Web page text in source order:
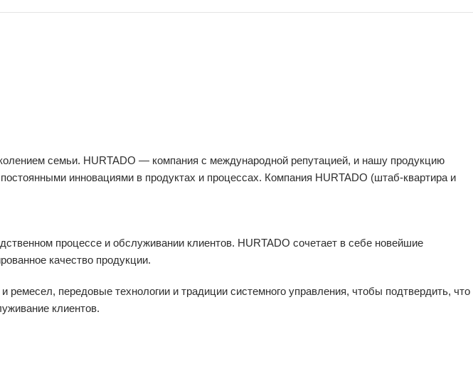
семьи. HURTADO — компания с международной репутацией, и нашу продукцию
инновациями в продуктах и процессах. Компания HURTADO (штаб-квартира и
процессе и обслуживании клиентов. HURTADO сочетает в себе новейшие
качество продукции.
передовые технологии и традиции системного управления, чтобы подтвердить, что
клиентов.